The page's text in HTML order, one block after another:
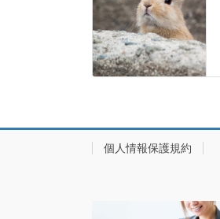
個人情報保護規約